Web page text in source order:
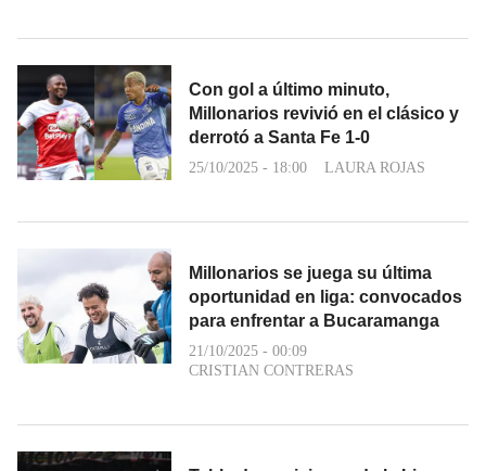
Con gol a último minuto,
Millonarios revivió en el clásico y
derrotó a Santa Fe 1-0
25/10/2025 - 18:00 LAURA ROJAS
Millonarios se juega su última
oportunidad en liga: convocados
para enfrentar a Bucaramanga
21/10/2025 - 00:09
CRISTIAN CONTRERAS